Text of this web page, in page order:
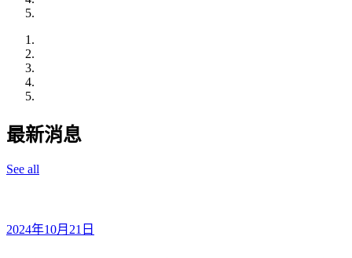
最新消息
See all
2024年10月21日